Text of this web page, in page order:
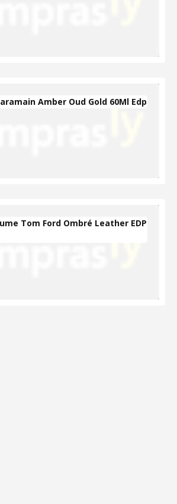
Amber Oud Gold 60Ml Edp
Tom Ford Ombré Leather EDP